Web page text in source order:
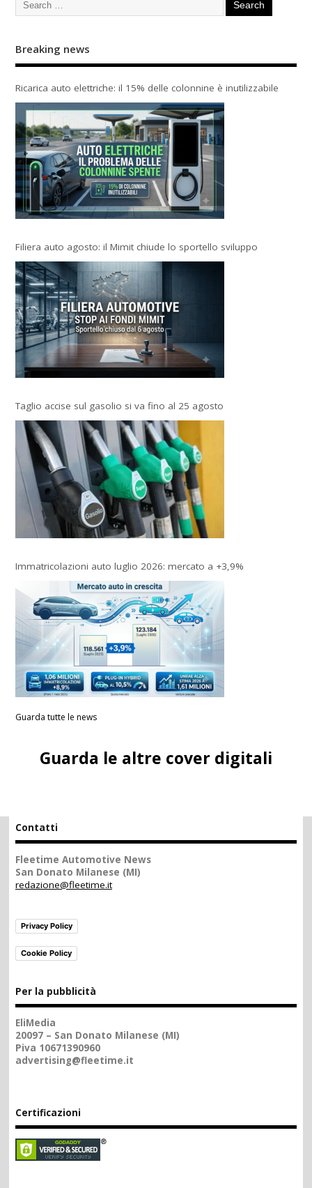
Breaking news
Ricarica auto elettriche: il 15% delle colonnine è inutilizzabile
Filiera auto agosto: il Mimit chiude lo sportello sviluppo
Taglio accise sul gasolio si va fino al 25 agosto
Immatricolazioni auto luglio 2026: mercato a +3,9%
Guarda tutte le news
Guarda le altre cover digitali
Contatti
Fleetime Automotive News
San Donato Milanese (MI)
redazione@fleetime.it
Privacy Policy
Cookie Policy
Per la pubblicità
EliMedia
20097 – San Donato Milanese (MI)
Piva 10671390960
advertising@fleetime.it
Certificazioni